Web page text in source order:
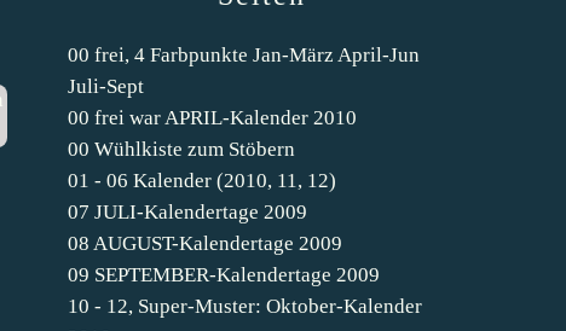
00 frei, 4 Farbpunkte Jan-März April-Jun
Juli-Sept
00 frei war APRIL-Kalender 2010
00 Wühlkiste zum Stöbern
01 - 06 Kalender (2010, 11, 12)
07 JULI-Kalendertage 2009
08 AUGUST-Kalendertage 2009
09 SEPTEMBER-Kalendertage 2009
10 - 12, Super-Muster: Oktober-Kalender